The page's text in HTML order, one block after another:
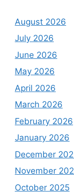
August 2026
July 2026
June 2026
May 2026
April 2026
March 2026
February 2026
January 2026
December
November
October 2025